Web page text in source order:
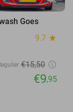
Goes
9.7 star
€15,50
€9,95